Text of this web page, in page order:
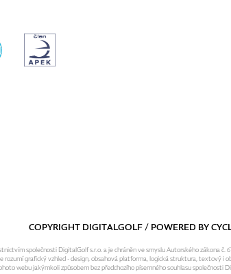
COPYRIGHT DIGITALGOLF / POWERED BY
společnosti DigitalGolf s.r.o. a je chráněn ve smyslu Autorského zákona č.
rozumí grafický vzhled - design, obsahová platforma, logická struktura, textový i
webu jakýmkoli způsobem bez předchozího písemného souhlasu společnosti